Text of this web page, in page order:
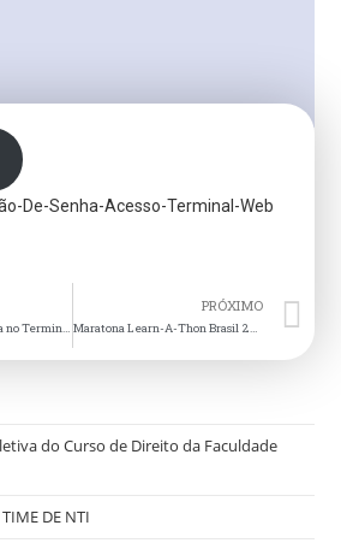
De-Senha-Acesso-Terminal-Web
PRÓXIMO
do Curso de Direito da Faculdade
DE NTI